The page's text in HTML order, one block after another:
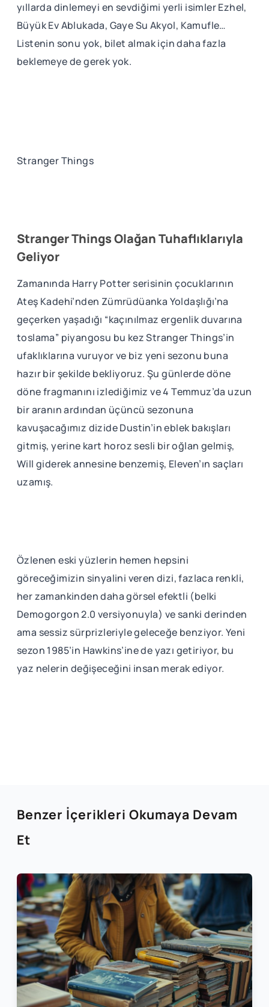
yıllarda dinlemeyi en sevdiğimi yerli isimler Ezhel,
Büyük Ev Ablukada, Gaye Su Akyol, Kamufle…
Listenin sonu yok, bilet almak için daha fazla
beklemeye de gerek yok.
Stranger Things
Stranger Things Olağan Tuhaflıklarıyla
Geliyor
Zamanında Harry Potter serisinin çocuklarının
Ateş Kadehi’nden Zümrüdüanka Yoldaşlığı’na
geçerken yaşadığı “kaçınılmaz ergenlik duvarına
toslama” piyangosu bu kez Stranger Things’in
ufaklıklarına vuruyor ve biz yeni sezonu buna
hazır bir şekilde bekliyoruz. Şu günlerde döne
döne fragmanını izlediğimiz ve 4 Temmuz’da uzun
bir aranın ardından üçüncü sezonuna
kavuşacağımız dizide Dustin’in eblek bakışları
gitmiş, yerine kart horoz sesli bir oğlan gelmiş,
Will giderek annesine benzemiş, Eleven’ın saçları
uzamış.
Özlenen eski yüzlerin hemen hepsini
göreceğimizin sinyalini veren dizi, fazlaca renkli,
her zamankinden daha görsel efektli (belki
Demogorgon 2.0 versiyonuyla) ve sanki derinden
ama sessiz sürprizleriyle geleceğe benziyor. Yeni
sezon 1985’in Hawkins’ine de yazı getiriyor, bu
yaz nelerin değişeceğini insan merak ediyor.
Benzer İçerikleri Okumaya Devam
Et